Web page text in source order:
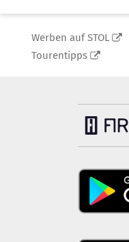
Werben auf STOL
Tourentipps